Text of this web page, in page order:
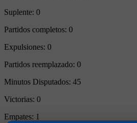
Suplente: 0
Partidos completos: 0
Expulsiones: 0
Partidos reemplazado: 0
Minutos Disputados: 45
Victorias: 0
Empates: 1